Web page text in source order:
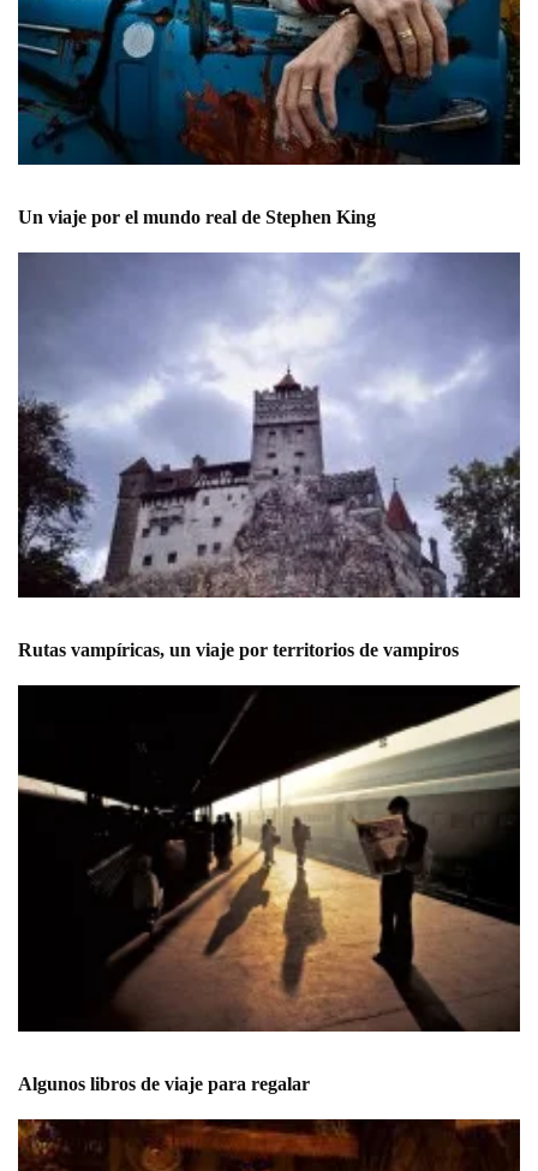
Un viaje por el mundo real de Stephen King
Rutas vampíricas, un viaje por territorios de vampiros
Algunos libros de viaje para regalar